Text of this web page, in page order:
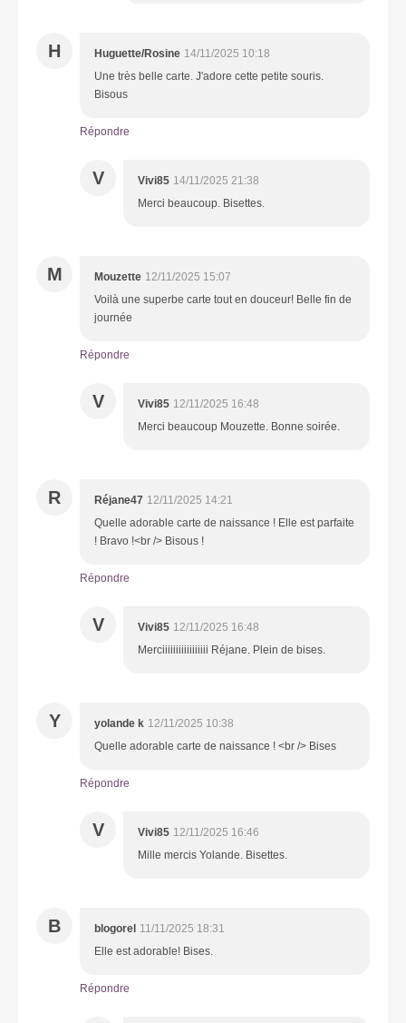
H Huguette/Rosine 14/11/2025 10:18
Une très belle carte. J'adore cette petite souris.
Bisous
Répondre
V Vivi85 14/11/2025 21:38
Merci beaucoup. Bisettes.
M Mouzette 12/11/2025 15:07
Voilà une superbe carte tout en douceur! Belle fin de
journée
Répondre
V Vivi85 12/11/2025 16:48
Merci beaucoup Mouzette. Bonne soirée.
R Réjane47 12/11/2025 14:21
Quelle adorable carte de naissance ! Elle est parfaite
! Bravo !<br /> Bisous !
Répondre
V Vivi85 12/11/2025 16:48
Merciiiiiiiiiiiiiiiii Réjane. Plein de bises.
Y yolande k 12/11/2025 10:38
Quelle adorable carte de naissance ! <br /> Bises
Répondre
V Vivi85 12/11/2025 16:46
Mille mercis Yolande. Bisettes.
B blogorel 11/11/2025 18:31
Elle est adorable! Bises.
Répondre